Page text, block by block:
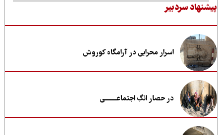
سردبیر
اسرار محرابی در آرامگاه کوروش
در حصار انگِ اجتماعــــــــی